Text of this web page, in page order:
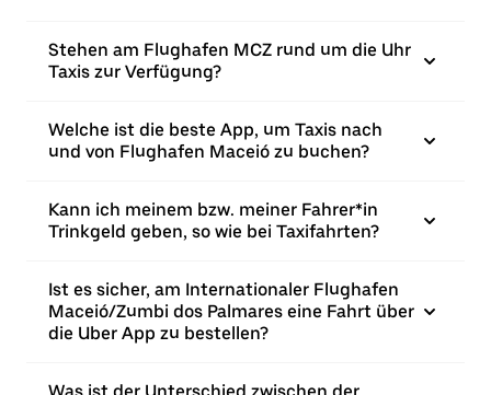
Stehen am Flughafen MCZ rund um die Uhr
Taxis zur Verfügung?
Welche ist die beste App, um Taxis nach
und von Flughafen Maceió zu buchen?
Kann ich meinem bzw. meiner Fahrer*in
Trinkgeld geben, so wie bei Taxifahrten?
Ist es sicher, am Internationaler Flughafen
Maceió/Zumbi dos Palmares eine Fahrt über
die Uber App zu bestellen?